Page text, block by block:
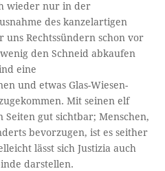
wieder nur in der
des kanzelartigen
uns Rechtssündern schon vor
den Schneid abkaufen
eine
und etwas Glas-Wiesen-
Mit seinen elf
Seiten gut sichtbar; Menschen,
bevorzugen, ist es seither
lässt sich Justizia auch
darstellen.